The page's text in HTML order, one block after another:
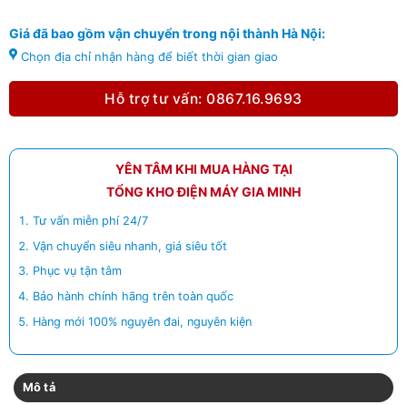
Giá đã bao gồm vận chuyển trong nội thành Hà Nội:
Chọn địa chỉ nhận hàng để biết thời gian giao
Hỗ trợ tư vấn: 0867.16.9693
YÊN TÂM KHI MUA HÀNG TẠI
TỔNG KHO ĐIỆN MÁY GIA MINH
Tư vấn miễn phí 24/7
Vận chuyển siêu nhanh, giá siêu tốt
Phục vụ tận tâm
Bảo hành chính hãng trên toàn quốc
Hàng mới 100% nguyên đai, nguyên kiện
Mô tả